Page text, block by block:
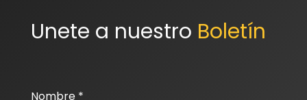
Unete a nuestro Boletín
Nombre *